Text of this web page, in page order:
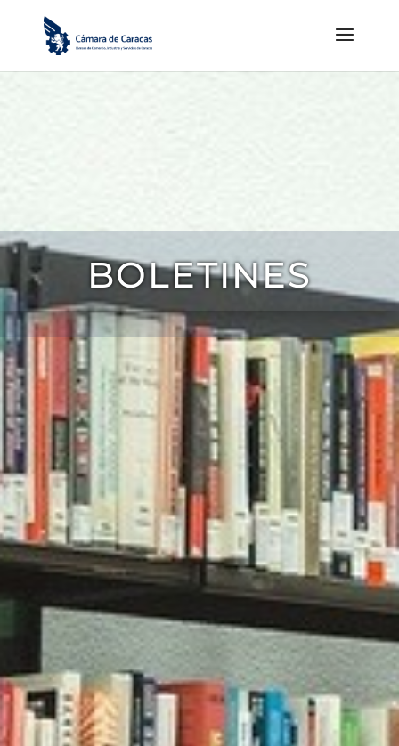
BOLETINES